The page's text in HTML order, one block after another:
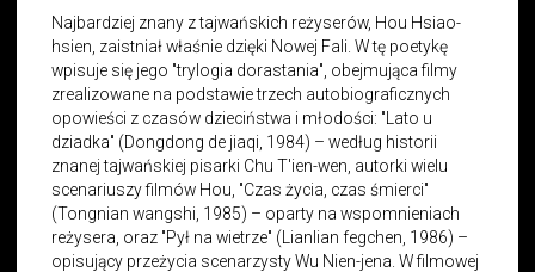
Najbardziej znany z tajwańskich reżyserów, Hou Hsiao-
hsien, zaistniał właśnie dzięki Nowej Fali. W tę poetykę
wpisuje się jego "trylogia dorastania", obejmująca filmy
zrealizowane na podstawie trzech autobiograficznych
opowieści z czasów dzieciństwa i młodości: "Lato u
dziadka" (Dongdong de jiaqi, 1984) – według historii
znanej tajwańskiej pisarki Chu T'ien-wen, autorki wielu
scenariuszy filmów Hou, "Czas życia, czas śmierci"
(Tongnian wangshi, 1985) – oparty na wspomnieniach
reżysera, oraz "Pył na wietrze" (Lianlian fegchen, 1986) –
opisujący przeżycia scenarzysty Wu Nien-jena. W filmowej